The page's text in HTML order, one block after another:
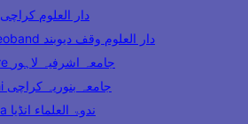
Darul Uloom Karachi دار العلوم کراچی
Darul Uloom Waqf Deoband دار العلوم وقف دیوبند
Jamia Ashrafia Lahore جامعہ اشرفیہ لاہور
Jamia Binoria Karachi جامعہ بنوریہ کراچی
Nadwatul Ulama India ندوۃ العلماء انڈیا